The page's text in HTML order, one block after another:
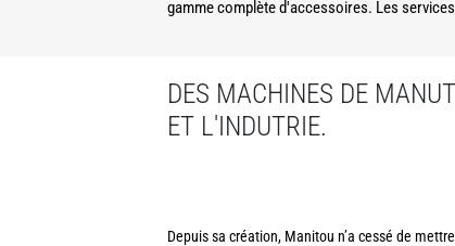
gamme complète d'accessoires. Les
DES MACHINES DE
ET L'INDUTRIE.
Depuis sa création, Manitou n’a cessé de